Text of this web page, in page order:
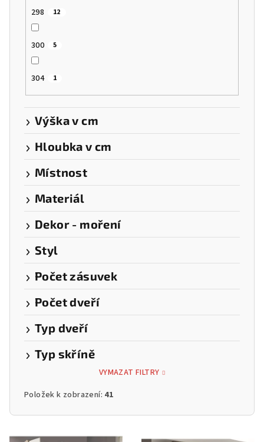
298 12
300 5
304 1
Výška v cm
Hloubka v cm
Místnost
Materiál
Dekor - moření
Styl
Počet zásuvek
Počet dveří
Typ dveří
Typ skříně
VYMAZAT FILTRY
Položek k zobrazení: 41
V